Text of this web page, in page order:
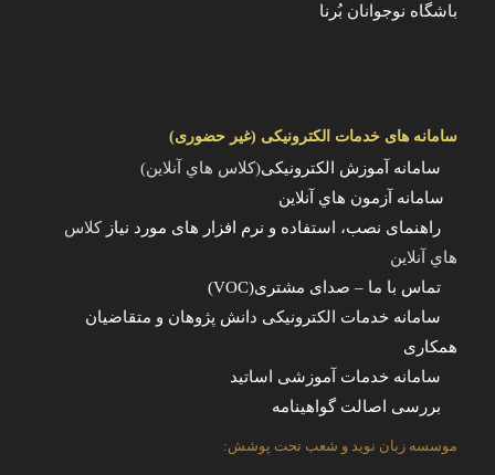
باشگاه نوجوانان بُرنا
سامانه های خدمات الکترونیکی (غیر حضوری)
سامانه آموزش الکترونیکی(کلاس هاي آنلاين)
سامانه آزمون هاي آنلاين
راهنمای نصب، استفاده و نرم افزار های مورد نیاز کلاس
هاي آنلاين
تماس با ما – صدای مشتری(VOC)
سامانه خدمات الکترونیکی دانش پژوهان و متقاضیان
همکاری
سامانه خدمات آموزشی اساتید
بررسی اصالت گواهینامه
موسسه زبان نوید و شعب تحت پوشش: